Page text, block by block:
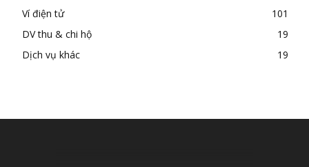
Ví điện tử
101
DV thu & chi hộ
19
Dịch vụ khác
19